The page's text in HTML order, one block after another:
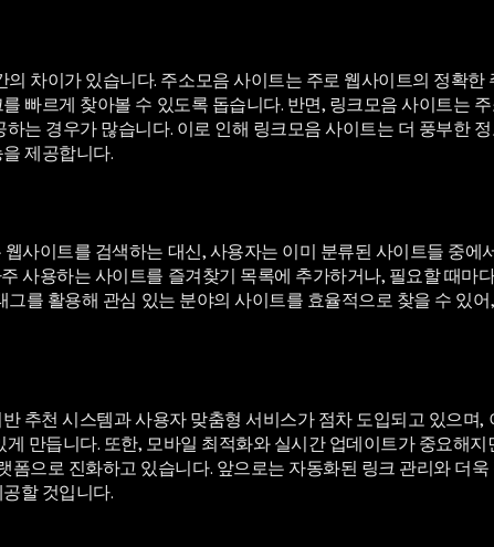
차이가 있습니다. 주소모음 사이트는 주로 웹사이트의 정확한
빠르게 찾아볼 수 있도록 돕습니다. 반면, 링크모음 사이트는
는 경우가 많습니다. 이로 인해 링크모음 사이트는 더 풍부한
제공합니다.
사이트를 검색하는 대신, 사용자는 이미 분류된 사이트들 중에
사용하는 사이트를 즐겨찾기 목록에 추가하거나, 필요할 때마
를 활용해 관심 있는 분야의 사이트를 효율적으로 찾을 수 있어
추천 시스템과 사용자 맞춤형 서비스가 점차 도입되고 있으며,
만듭니다. 또한, 모바일 최적화와 실시간 업데이트가 중요해지
으로 진화하고 있습니다. 앞으로는 자동화된 링크 관리와 더욱
할 것입니다.